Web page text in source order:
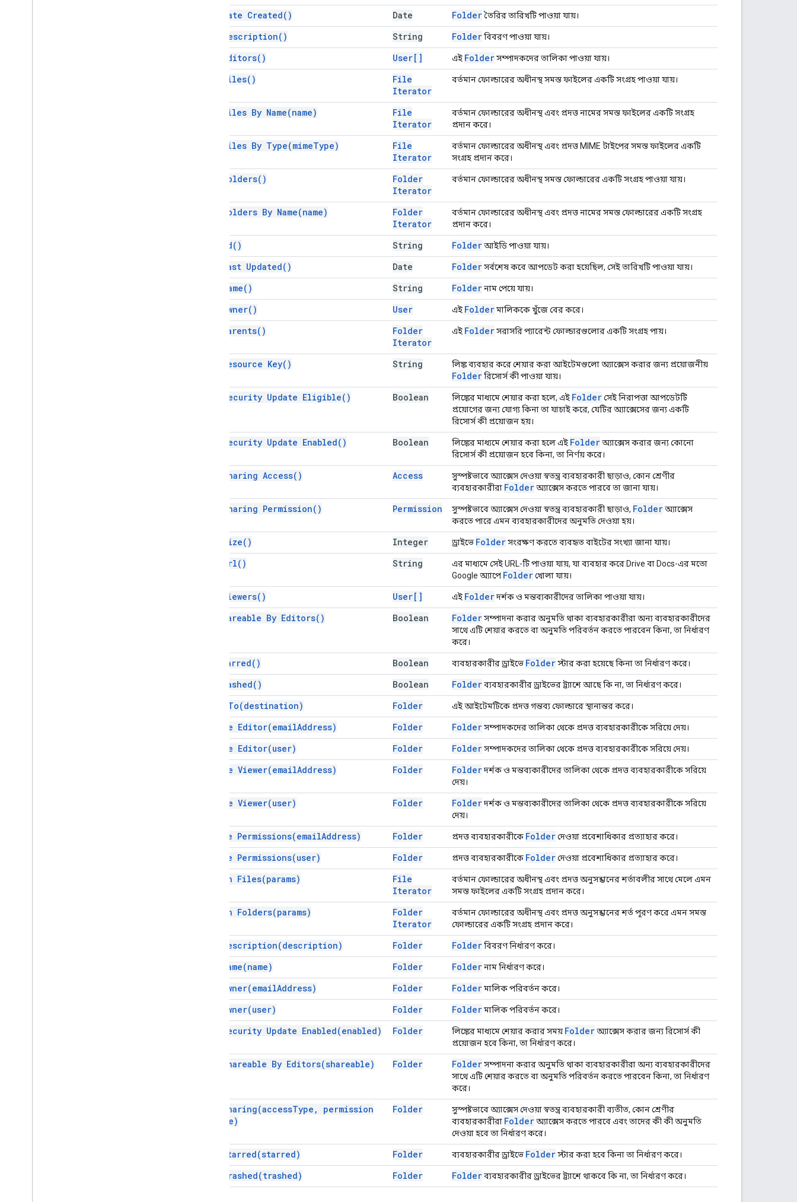
get Date Created( ) Date Folderতৈরির তারিখটি পাওয়া যায়।
Description( ) String Folderবিবরণ পাওয়া যায়।
Editors( ) User[] এই Folderসম্পাদকদের তালিকা পাওয়া যায়।
Files( )
File
Iterator
বর্তমান ফোল্ডারের অধীনস্থ সমস্ত ফাইলের একটি সংগ্রহ পাওয়া যায়।
get Files By Name(name)
File
Iterator
বর্তমান ফোল্ডারের অধীনস্থ এবং প্রদত্ত নামের সমস্ত ফাইলের একটি সংগ্রহ
প্রদান করে।
get Files By Type(mimeType)
File
Iterator
বর্তমান ফোল্ডারের অধীনস্থ এবং প্রদত্ত MIME টাইপের সমস্ত ফাইলের একটি
সংগ্রহ প্রদান করে।
Folders( )
Folder
Iterator
বর্তমান ফোল্ডারের অধীনস্থ সমস্ত ফোল্ডারের একটি সংগ্রহ পাওয়া যায়।
get Folders By Name(name)
Folder
Iterator
বর্তমান ফোল্ডারের অধীনস্থ এবং প্রদত্ত নামের সমস্ত ফোল্ডারের একটি সংগ্রহ
প্রদান করে।
Id( ) String Folderআইডি পাওয়া যায়।
get Last Updated( ) Date Folderসর্বশেষ কবে আপডেট করা হয়েছিল, সেই তারিখটি পাওয়া যায়।
Name( ) String Folderনাম পেয়ে যায়।
Owner( ) User এই Folderমালিককে খুঁজে বের করে।
Parents( )
Folder
Iterator
এই Folderসরাসরি প্যারেন্ট ফোল্ডারগুলোর একটি সংগ্রহ পায়।
get Resource Key( ) String লিঙ্ক ব্যবহার করে শেয়ার করা আইটেমগুলো অ্যাক্সেস করার জন্য প্রয়োজনীয়
Folderরিসোর্স কী পাওয়া যায়।
get Security Update Eligible( ) Boolean লিঙ্কের মাধ্যমে শেয়ার করা হলে, এই Folderসেই নিরাপত্তা আপডেটটি
প্রয়োগের জন্য যোগ্য কিনা তা যাচাই করে, যেটির অ্যাক্সেসের জন্য একটি
রিসোর্স কী প্রয়োজন হয়।
get Security Update Enabled( ) Boolean লিঙ্কের মাধ্যমে শেয়ার করা হলে এই Folderঅ্যাক্সেস করার জন্য কোনো
রিসোর্স কী প্রয়োজন হবে কিনা, তা নির্ণয় করে।
get Sharing Access( ) Access
সুস্পষ্টভাবে অ্যাক্সেস দেওয়া স্বতন্ত্র ব্যবহারকারী ছাড়াও, কোন শ্রেণীর
ব্যবহারকারীরা Folderঅ্যাক্সেস করতে পারবে তা জানা যায়।
get Sharing Permission( ) Permission সুস্পষ্টভাবে অ্যাক্সেস দেওয়া স্বতন্ত্র ব্যবহারকারী ছাড়াও, Folderঅ্যাক্সেস
করতে পারে এমন ব্যবহারকারীদের অনুমতি দেওয়া হয়।
Size( ) Integer ড্রাইভে Folderসংরক্ষণ করতে ব্যবহৃত বাইটের সংখ্যা জানা যায়।
Url( ) String
এর মাধ্যমে সেই URL-টি পাওয়া যায়, যা ব্যবহার করে Drive বা Docs-এর মতো
Google অ্যাপে Folderখোলা যায়।
Viewers( ) User[] এই Folderদর্শক ও মন্তব্যকারীদের তালিকা পাওয়া যায়।
is Shareable By Editors( ) Boolean Folderসম্পাদনা করার অনুমতি থাকা ব্যবহারকারীরা অন্য ব্যবহারকারীদের
সাথে এটি শেয়ার করতে বা অনুমতি পরিবর্তন করতে পারবেন কিনা, তা নির্ধারণ
করে।
Starred( ) Boolean ব্যবহারকারীর ড্রাইভে Folderস্টার করা হয়েছে কিনা তা নির্ধারণ করে।
Trashed( ) Boolean Folderব্যবহারকারীর ড্রাইভের ট্র্যাশে আছে কি না, তা নির্ধারণ করে।
To(destination) Folder এই আইটেমটিকে প্রদত্ত গন্তব্য ফোল্ডারে স্থানান্তর করে।
remove Editor(emailAddress) Folder Folderসম্পাদকদের তালিকা থেকে প্রদত্ত ব্যবহারকারীকে সরিয়ে দেয়।
remove Editor(user) Folder Folderসম্পাদকদের তালিকা থেকে প্রদত্ত ব্যবহারকারীকে সরিয়ে দেয়।
remove Viewer(emailAddress) Folder Folderদর্শক ও মন্তব্যকারীদের তালিকা থেকে প্রদত্ত ব্যবহারকারীকে সরিয়ে
দেয়।
remove Viewer(user) Folder Folderদর্শক ও মন্তব্যকারীদের তালিকা থেকে প্রদত্ত ব্যবহারকারীকে সরিয়ে
দেয়।
revoke Permissions(emailAddress) Folder প্রদত্ত ব্যবহারকারীকে Folderদেওয়া প্রবেশাধিকার প্রত্যাহার করে।
revoke Permissions(user) Folder প্রদত্ত ব্যবহারকারীকে Folderদেওয়া প্রবেশাধিকার প্রত্যাহার করে।
search Files(params)
File
Iterator
বর্তমান ফোল্ডারের অধীনস্থ এবং প্রদত্ত অনুসন্ধানের শর্তাবলীর সাথে মেলে এমন
সমস্ত ফাইলের একটি সংগ্রহ প্রদান করে।
search Folders(params)
Folder
Iterator
বর্তমান ফোল্ডারের অধীনস্থ এবং প্রদত্ত অনুসন্ধানের শর্ত পূরণ করে এমন সমস্ত
ফোল্ডারের একটি সংগ্রহ প্রদান করে।
Description(description) Folder Folderবিবরণ নির্ধারণ করে।
Name(name) Folder Folderনাম নির্ধারণ করে।
Owner(emailAddress) Folder Folderমালিক পরিবর্তন করে।
Owner(user) Folder Folderমালিক পরিবর্তন করে।
set Security Update Enabled(enabled) Folder লিঙ্কের মাধ্যমে শেয়ার করার সময় Folderঅ্যাক্সেস করার জন্য রিসোর্স কী
প্রয়োজন হবে কিনা, তা নির্ধারণ করে।
set Shareable By Editors(shareable) Folder Folderসম্পাদনা করার অনুমতি থাকা ব্যবহারকারীরা অন্য ব্যবহারকারীদের
সাথে এটি শেয়ার করতে বা অনুমতি পরিবর্তন করতে পারবেন কিনা, তা নির্ধারণ
করে।
Sharing(accessType ,
permission
Type)
Folder
সুস্পষ্টভাবে অ্যাক্সেস দেওয়া স্বতন্ত্র ব্যবহারকারী ব্যতীত, কোন শ্রেণীর
ব্যবহারকারীরা Folderঅ্যাক্সেস করতে পারবে এবং তাদের কী কী অনুমতি
দেওয়া হবে তা নির্ধারণ করে।
Starred(starred) Folder ব্যবহারকারীর ড্রাইভে Folderস্টার করা হবে কিনা তা নির্ধারণ করে।
Trashed(trashed) Folder Folderব্যবহারকারীর ড্রাইভের ট্র্যাশে থাকবে কি না, তা নির্ধারণ করে।